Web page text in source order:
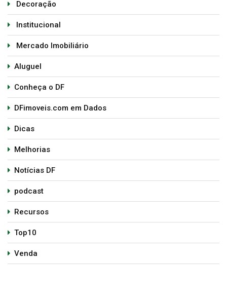
Decoração
Institucional
Mercado Imobiliário
Aluguel
Conheça o DF
DFimoveis.com em Dados
Dicas
Melhorias
Notícias DF
podcast
Recursos
Top10
Venda